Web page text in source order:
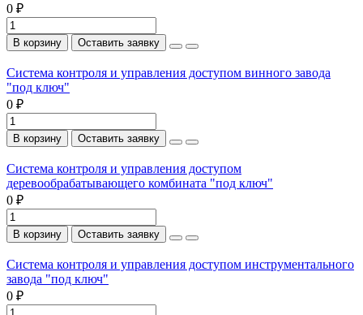
0 ₽
В корзину Оставить заявку
Система контроля и управления доступом винного завода
"под ключ"
0 ₽
В корзину Оставить заявку
Система контроля и управления доступом
деревообрабатывающего комбината "под ключ"
0 ₽
В корзину Оставить заявку
Система контроля и управления доступом инструментального
завода "под ключ"
0 ₽